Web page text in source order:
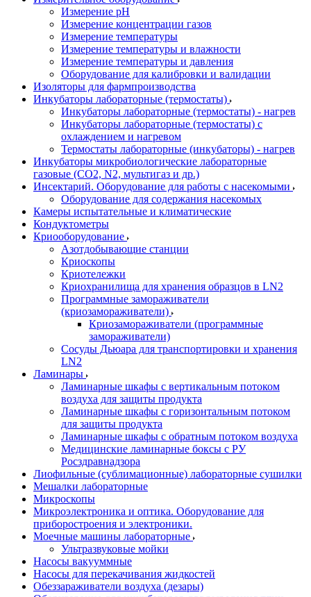
Измерение pH
Измерение концентрации газов
Измерение температуры
Измерение температуры и влажности
Измерение температуры и давления
Оборудование для калибровки и валидации
Изоляторы для фармпроизводства
Инкубаторы лабораторные (термостаты)
Инкубаторы лабораторные (термостаты) - нагрев
Инкубаторы лабораторные (термостаты) с
охлаждением и нагревом
Термостаты лабораторные (инкубаторы) - нагрев
Инкубаторы микробиологические лабораторные
газовые (CO2, N2, мультигаз и др.)
Инсектарий. Оборудование для работы с насекомыми
Оборудование для содержания насекомых
Камеры испытательные и климатические
Кондуктометры
Криооборудование
Азотдобывающие станции
Криоскопы
Криотележки
Криохранилища для хранения образцов в LN2
Программные замораживатели
(криозамораживатели)
Криозамораживатели (программные
замораживатели)
Сосуды Дьюара для транспортировки и хранения
LN2
Ламинары
Ламинарные шкафы с вертикальным потоком
воздуха для защиты продукта
Ламинарные шкафы с горизонтальным потоком
для защиты продукта
Ламинарные шкафы с обратным потоком воздуха
Медицинские ламинарные боксы с РУ
Росздравнадзора
Лиофильные (сублимационные) лабораторные сушилки
Мешалки лабораторные
Микроскопы
Микроэлектроника и оптика. Оборудование для
приборостроения и электроники.
Моечные машины лабораторные
Ультразвуковые мойки
Насосы вакууммные
Насосы для перекачивания жидкостей
Обеззараживатели воздуха (дезары)